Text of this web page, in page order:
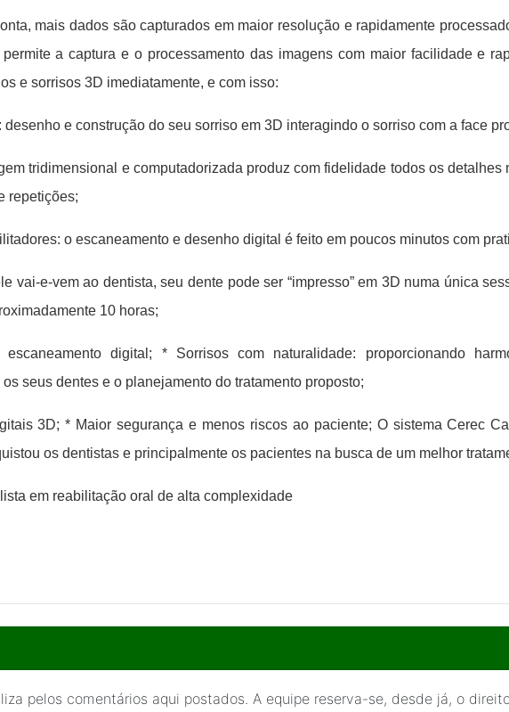
mais dados são capturados em maior resolução e rapidamente
a captura e o processamento das imagens com maior facilidade e
e sorrisos 3D imediatamente, e com isso:
e construção do seu sorriso em 3D interagindo o sorriso com a face
tridimensional e computadorizada produz com fidelidade todos os
repetições;
o escaneamento e desenho digital é feito em poucos minutos com
vai-e-vem ao dentista, seu dente pode ser “impresso” em 3D numa única
10 horas;
digital; * Sorrisos com naturalidade: proporcionando
seus dentes e o planejamento do tratamento proposto;
3D; * Maior segurança e menos riscos ao paciente; O sistema Cerec
os dentistas e principalmente os pacientes na busca de um melhor
em reabilitação oral de alta complexidade
pelos comentários aqui postados. A equipe reserva-se, desde já, o